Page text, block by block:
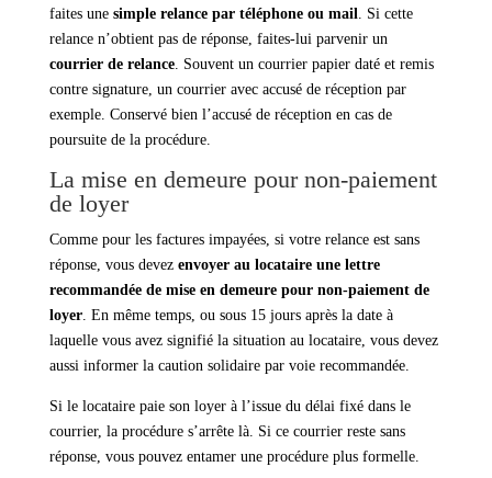
faites une simple relance par téléphone ou mail
. Si cette
relance n’obtient pas de réponse, faites-lui parvenir un
courrier de relance. Souvent un courrier papier daté et remis
contre signature, un courrier avec accusé de réception par
exemple. Conservé bien l’accusé de réception en cas de
poursuite de la procédure.
La mise en demeure pour non-paiement
de loyer
Comme pour les factures impayées, si votre relance est sans
réponse, vous devez envoyer au locataire une lettre
recommandée de mise en demeure pour non-paiement de
loyer. En même temps, ou sous 15 jours après la date à
laquelle vous avez signifié la situation au locataire, vous devez
aussi informer la caution solidaire par voie recommandée.
Si le locataire paie son loyer à l’issue du délai fixé dans le
courrier, la procédure s’arrête là. Si ce courrier reste sans
réponse, vous pouvez entamer une procédure plus formelle.